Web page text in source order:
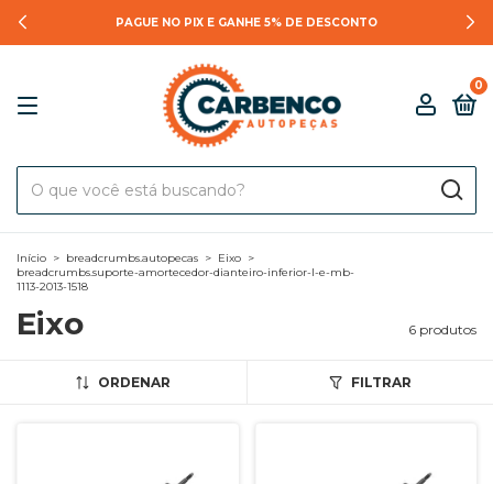
PAGUE NO PIX E GANHE 5% DE DESCONTO
0
Início > breadcrumbs.autopecas > Eixo >
breadcrumbs.suporte-amortecedor-dianteiro-inferior-l-e-mb-
1113-2013-1518
Eixo 6 produtos
ORDENAR FILTRAR